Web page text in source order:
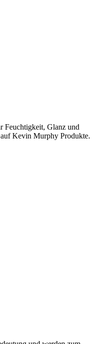
Feuchtigkeit, Glanz und
Kevin Murphy Produkte.